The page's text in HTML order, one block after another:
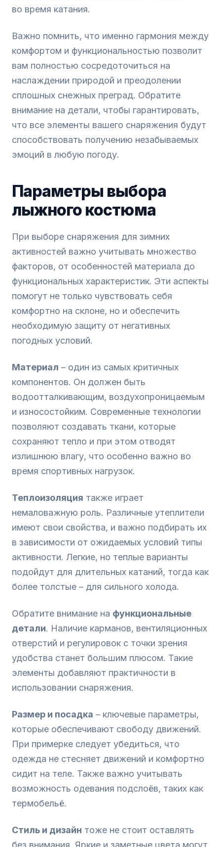
во время катания.
Важно помнить, что именно гармония между
комфортом и функциональностью позволит
вам полностью сосредоточиться на
наслаждении природой и преодолении
сплошных снежных преград. Обратите
внимание на детали, чтобы гарантировать,
что все элементы вашего снаряжения будут
способствовать получению незабываемых
эмоций в любую погоду.
Параметры выбора
лыжного костюма
При выборе снаряжения для зимних
активностей важно учитывать множество
факторов, от особенностей материала до
функциональных характеристик. Эти аспекты
помогут не только чувствовать себя
комфортно на склоне, но и обеспечить
необходимую защиту от негативных
погодных условий.
Материал – один из самых критичных
компонентов. Он должен быть
водоотталкивающим, воздухопроницаемым
и износостойким. Современные технологии
позволяют создавать ткани, которые
сохраняют тепло и при этом отводят
излишнюю влагу, что особенно важно во
время спортивных нагрузок.
Теплоизоляция также играет
немаловажную роль. Различные утеплители
имеют свои свойства, и важно подбирать их
в зависимости от ожидаемых условий типы
активности. Легкие, но теплые варианты
подойдут для длительных катаний, тогда как
более толстые – для сильного холода.
Обратите внимание на функциональные
детали. Наличие карманов, вентиляционных
отверстий и регулировок с точки зрения
удобства станет большим плюсом. Такие
элементы добавляют практичности в
использовании снаряжения.
Размер и посадка – ключевые параметры,
которые обеспечивают свободу движений.
При примерке следует убедиться, что
одежда не стесняет движений и комфортно
сидит на теле. Также важно учитывать
возможность одевания подслоёв, таких как
термобельё.
Стиль и дизайн тоже не стоит оставлять
без внимания. Яркие и заметные цвета могут